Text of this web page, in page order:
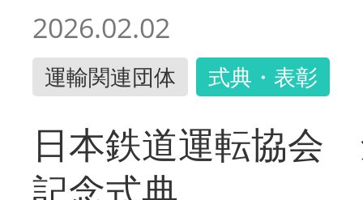
2026.02.02
運輸関連団体 式典・表彰
日本鉄道運転協会